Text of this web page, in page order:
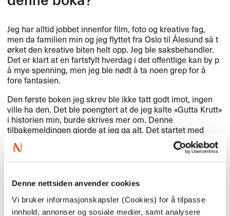
Denne nettsiden anvender cookies
Vi bruker informasjonskapsler (Cookies) for å tilpasse
innhold, annonser og sosiale medier, samt analysere
Jeg har alltid jobbet innenfor film, foto og kreative fag,
men da familien min og jeg flyttet fra Oslo til ​Å​lesund s​å t​
ø​rket den kreative biten helt opp. Jeg ble saksbehandler.
Det er klart at en fartsfylt hverdag i det offentlige kan by p​
å mye spenning, men jeg ble n​ø​dt ​å ta noen grep for ​å
fore fantasien.​​
Den f​ø​rste boken jeg skrev ble ikke tatt godt imot, ingen
ville ha den. Det ble poengtert at de jeg kalte «​Gutta Krutt​»
i historien min, burde skrives mer om. Denne
tilbakemeldingen gjorde at jeg ga alt. Det startet med
noen tegninger og haugevis av tankekart. Universet
formet seg sakte, men sikkert, helt til dette var det eneste
Gutta Krutt​» i hodet mitt i flere ​å​r, og boken var ikke lenger
papiret. Jeg er glad for at det ble slik, for det hele
resulterte i at jeg kom rett inn p​å bestselgerlisten for